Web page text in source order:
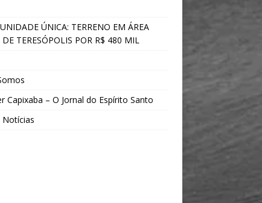
ÚNICA: TERRENO EM ÁREA
DE TERESÓPOLIS POR R$ 480 MIL
Capixaba – O Jornal do Espírito Santo